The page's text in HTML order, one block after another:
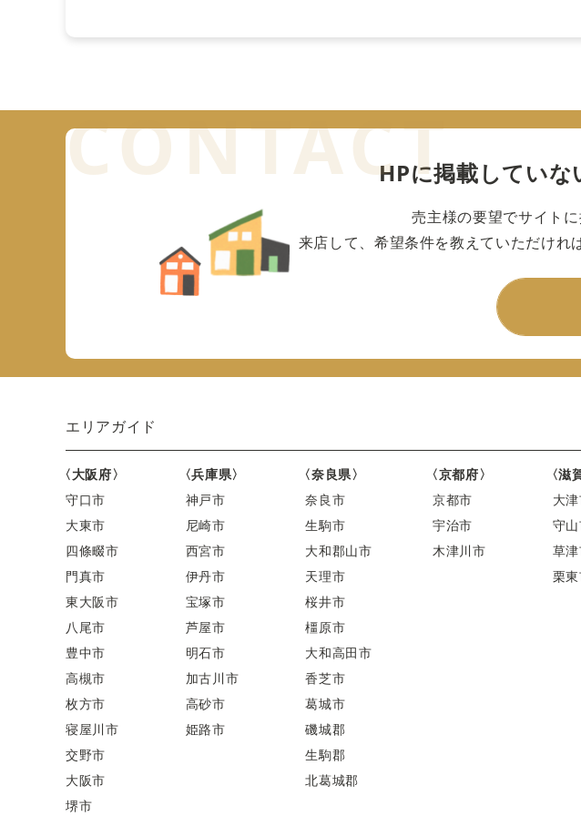
HPに掲載していな
売主様の要望でサイト
来店して、希望条件を教えていただけれ
エリアガイド
〈大阪府〉
守口市
大東市
四條畷市
門真市
東大阪市
八尾市
豊中市
高槻市
枚方市
寝屋川市
交野市
大阪市
堺市
〈兵庫県〉
神戸市
尼崎市
西宮市
伊丹市
宝塚市
芦屋市
明石市
加古川市
高砂市
姫路市
〈奈良県〉
奈良市
生駒市
大和郡山市
天理市
桜井市
橿原市
大和高田市
香芝市
葛城市
磯城郡
生駒郡
北葛城郡
〈京都府〉
京都市
宇治市
木津川市
〈滋
大
守
草
栗